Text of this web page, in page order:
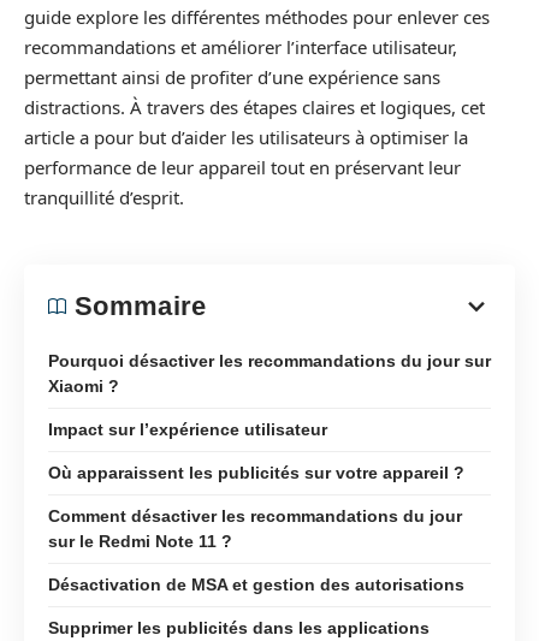
guide explore les différentes méthodes pour enlever ces
recommandations et améliorer l’interface utilisateur,
permettant ainsi de profiter d’une expérience sans
distractions. À travers des étapes claires et logiques, cet
article a pour but d’aider les utilisateurs à optimiser la
performance de leur appareil tout en préservant leur
tranquillité d’esprit.
Sommaire
Pourquoi désactiver les recommandations du jour sur
Xiaomi ?
Impact sur l’expérience utilisateur
Où apparaissent les publicités sur votre appareil ?
Comment désactiver les recommandations du jour
sur le Redmi Note 11 ?
Désactivation de MSA et gestion des autorisations
Supprimer les publicités dans les applications